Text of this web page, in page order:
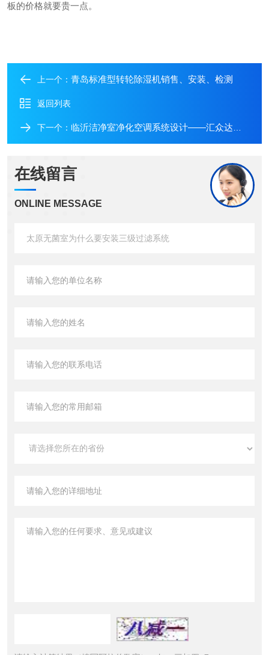
板的价格就要贵一点。
上一个： 青岛标准型转轮除湿机销售、安装、检测
返回列表
下一个： 临沂洁净室净化空调系统设计——汇众达实验
在线留言
ONLINE MESSAGE